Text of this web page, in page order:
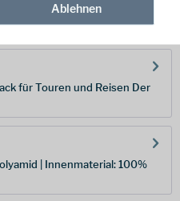
01476-LZ
für Touren und Reisen Der
| Innenmaterial: 100%
Ablehnen